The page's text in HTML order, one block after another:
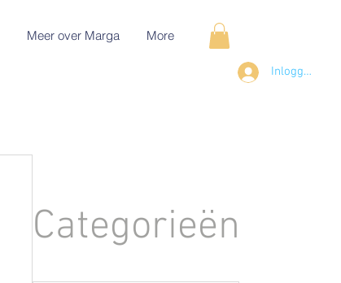
Meer over Marga More
Inloggen
Categorieën